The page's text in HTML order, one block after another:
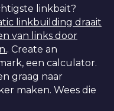
linkbait?
linkbuilding draait
van links door
. Create an
een calculator.
graag naar
maken. Wees die